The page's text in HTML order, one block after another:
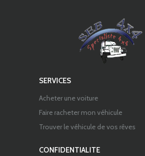
SERVICES
Acheter une voiture
Faire racheter mon véhicule
Trouver le véhicule de vos rêves
CONFIDENTIALITE